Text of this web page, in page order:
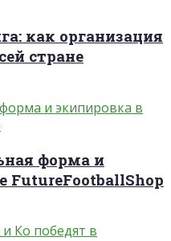
как организация
стране
форма и
FutureFootballShop